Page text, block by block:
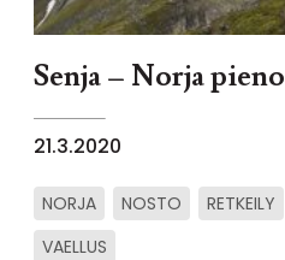
Senja – Norja
21.3.2020
NORJA NOSTO RETKEILY
VAELLUS